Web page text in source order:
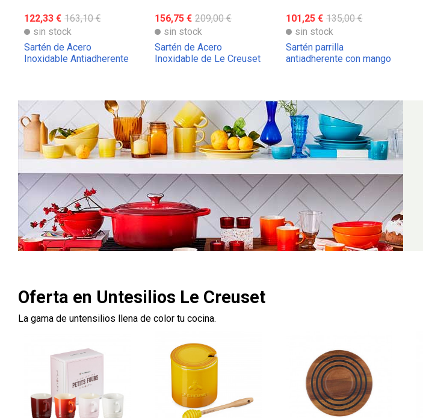
122,33 € 163,10 €
sin stock
Sartén de Acero
Inoxidable Antiadherente
156,75 € 209,00 €
sin stock
Sartén de Acero
Inoxidable de Le Creuset
101,25 € 135,00 €
sin stock
Sartén parrilla
antiadherente con mango
Oferta en Untesilios Le Creuset
La gama de untensilios llena de color tu cocina.